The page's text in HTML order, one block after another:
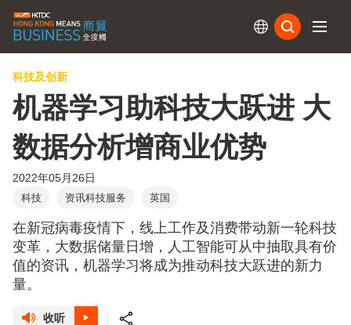
科技及创新
机器学习助科技大跃进 大
数据分析增商业优势
2022年05月26日
科技 资讯科技服务 英国
在新冠病毒疫情下，线上工作及消费带动新一轮科技
变革，大数据储量日增，人工智能可从中抽取具有价
值的资讯，机器学习将成为推动科技大跃进的新力
量。
收听